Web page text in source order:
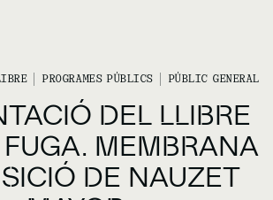
PROGRAMES PÚBLICS PÚBLIC GENERAL
DEL LLIBRE
MEMBRANA
DE NAUZET